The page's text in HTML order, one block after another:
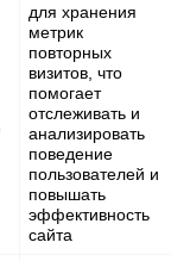
для хранения
метрик
повторных
визитов, что
помогает
отслеживать и
анализировать
поведение
пользователей и
повышать
эффективность
сайта